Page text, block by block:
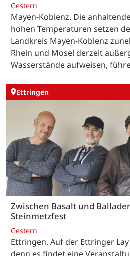
Gestern
Mayen-Koblenz. Die
hohen Temperaturen setzen
Landkreis Mayen-Koblenz
Rhein und Mosel derzeit
Wasserstände aufweisen,
Ettringen
Zwischen Basalt und
Steinmetzfest
Gestern
Ettringen. Auf der Ettringer